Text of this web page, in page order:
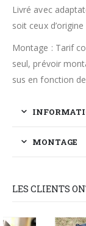
Livré avec
soit ceux
Montage : Tarif
seul, prévoir
sus en fonction
MONTAGE
LES CLIENTS